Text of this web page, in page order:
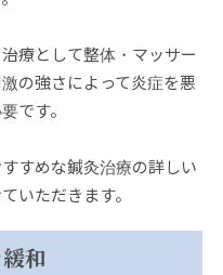
療として整体・マッサー
の強さによって炎症を悪
です。
すめな鍼灸治療の詳しい
いただきます。
和